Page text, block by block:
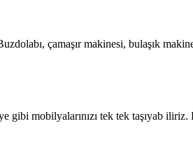
çamaşır makinesi, bulaşık
gibi mobilyalarınızı tek tek taşıyab